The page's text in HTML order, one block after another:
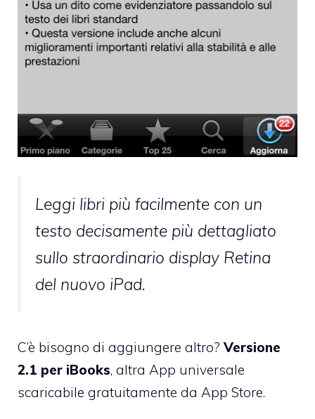
Leggi libri più facilmente con un
testo decisamente più dettagliato
sullo straordinario display Retina
del nuovo iPad.
C’è bisogno di aggiungere altro?Versione
2.1 per iBooks, altra App universale
scaricabile gratuitamente da App Store.